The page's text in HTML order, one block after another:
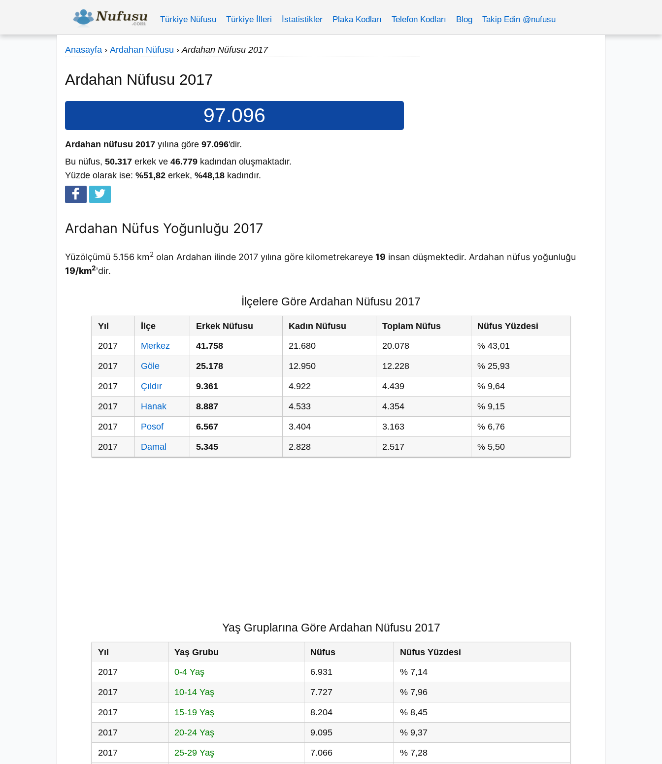
Türkiye Nüfusu Türkiye İlleri İstatistikler Plaka Kodları Telefon Kodları Blog Takip Edin @nufusu
Anasayfa › Ardahan Nüfusu › Ardahan Nüfusu 2017
Ardahan Nüfusu 2017
97.096
Ardahan nüfusu 2017 yılına göre 97.096'dir.
Bu nüfus, 50.317 erkek ve 46.779 kadından oluşmaktadır.
Yüzde olarak ise: %51,82 erkek, %48,18 kadındır.
Ardahan Nüfus Yoğunluğu 2017
Yüzölçümü 5.156 km2 olan Ardahan ilinde 2017 yılına göre kilometrekareye 19 insan düşmektedir. Ardahan nüfus yoğunluğu
19/km2'dir.
İlçelere Göre Ardahan Nüfusu 2017
Yıl İlçe Erkek Nüfusu Kadın Nüfusu Toplam Nüfus
Nüfus Yüzdesi
2017
Merkez 41.758 21.680 20.078 % 43,01
2017 Göle 25.178 12.950 12.228 % 25,93
2017 Çıldır 9.361 4.922 4.439 % 9,64
2017 Hanak 8.887 4.533 4.354 % 9,15
2017 Posof 6.567 3.404 3.163 % 6,76
2017 Damal 5.345 2.828 2.517 % 5,50
Yaş Gruplarına Göre Ardahan Nüfusu 2017
Yıl Yaş Grubu Nüfus
Nüfus Yüzdesi
2017
0-4 Yaş 6.931 % 7,14
2017 10-14 Yaş 7.727 % 7,96
2017 15-19 Yaş 8.204 % 8,45
2017 20-24 Yaş 9.095 % 9,37
2017 25-29 Yaş 7.066 % 7,28